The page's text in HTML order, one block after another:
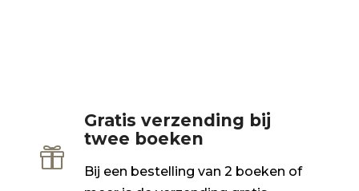

Gratis verzending bij
twee boeken
Bij een bestelling van 2 boeken of